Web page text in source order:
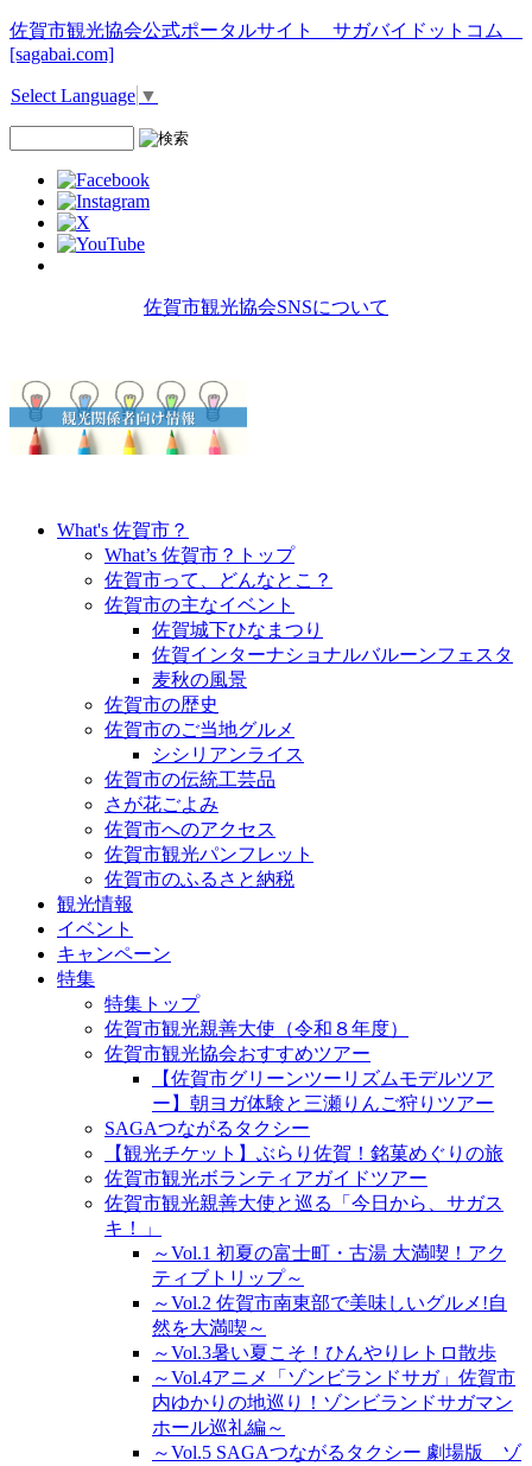
佐賀市観光協会公式ポータルサイト サガバイドットコム
[sagabai.com]
Select Language ▼
佐賀市観光協会SNSについて
What's 佐賀市？
What’s 佐賀市？トップ
佐賀市って、どんなとこ？
佐賀市の主なイベント
佐賀城下ひなまつり
佐賀インターナショナルバルーンフェスタ
麦秋の風景
佐賀市の歴史
佐賀市のご当地グルメ
シシリアンライス
佐賀市の伝統工芸品
さが花ごよみ
佐賀市へのアクセス
佐賀市観光パンフレット
佐賀市のふるさと納税
観光情報
イベント
キャンペーン
特集
特集トップ
佐賀市観光親善大使（令和８年度）
佐賀市観光協会おすすめツアー
【佐賀市グリーンツーリズムモデルツア
ー】朝ヨガ体験と三瀬りんご狩りツアー
SAGAつながるタクシー
【観光チケット】ぶらり佐賀！銘菓めぐりの旅
佐賀市観光ボランティアガイドツアー
佐賀市観光親善大使と巡る「今日から、サガス
キ！」
～Vol.1 初夏の富士町・古湯 大満喫！アク
ティブトリップ～
～Vol.2 佐賀市南東部で美味しいグルメ!自
然を大満喫～
～Vol.3暑い夏こそ！ひんやりレトロ散歩
～Vol.4アニメ「ゾンビランドサガ」佐賀市
内ゆかりの地巡り！ゾンビランドサガマン
ホール巡礼編～
～Vol.5 SAGAつながるタクシー 劇場版 ゾ